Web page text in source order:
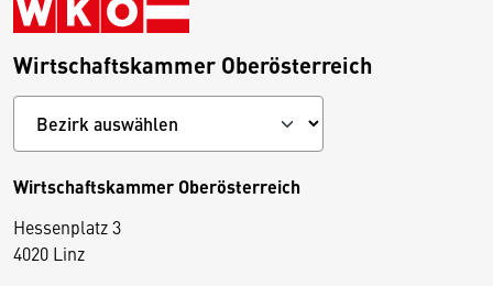
Wirtschaftskammer Oberösterreich
Wirtschaftskammer Oberösterreich
Hessenplatz 3
4020 Linz